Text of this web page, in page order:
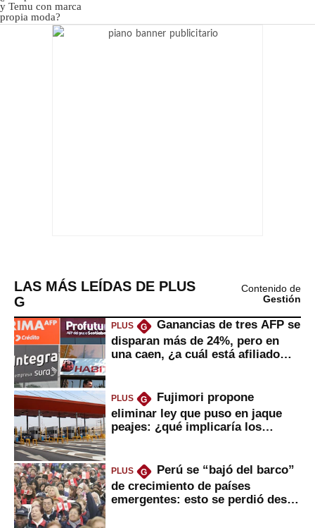
LAS MÁS LEÍDAS DE PLUS
G
Contenido de
Gestión
PLUS G
Ganancias de tres AFP se
disparan más de 24%, pero en
una caen, ¿a cuál está afiliado
PLUS G
Fujimori propone
eliminar ley que puso en jaque
peajes: ¿qué implicaría los
PLUS G
Perú se “bajó del barco”
de crecimiento de países
emergentes: esto se perdió desde